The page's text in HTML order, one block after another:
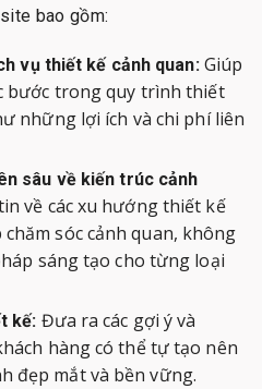
bao gồm:
vụ thiết kế cảnh quan:Giúp
bước trong quy trình thiết
những lợi ích và chi phí liên
sâu về kiến trúc cảnh
về các xu hướng thiết kế
sóc cảnh quan, không
sáng tạo cho từng loại
kế: Đưa ra các gợi ý và
hàng có thể tự tạo nên
đẹp mắt và bền vững.